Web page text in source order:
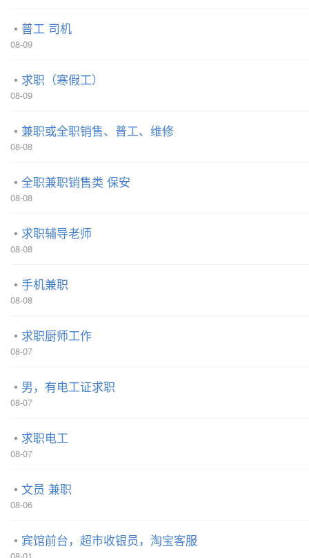
普工 司机
08-09
求职（寒假工）
08-09
兼职或全职销售、普工、维修
08-08
全职兼职销售类 保安
08-08
求职辅导老师
08-08
手机兼职
08-08
求职厨师工作
08-07
男，有电工证求职
08-07
求职电工
08-07
文员 兼职
08-06
宾馆前台，超市收银员，淘宝客服